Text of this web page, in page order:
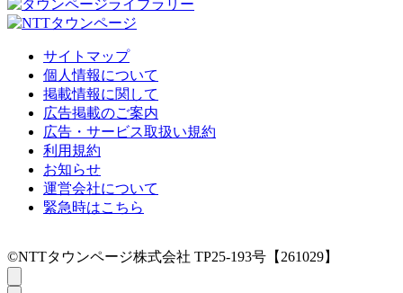
サイトマップ
個人情報について
掲載情報に関して
広告掲載のご案内
広告・サービス取扱い規約
利用規約
お知らせ
運営会社について
緊急時はこちら
©NTTタウンページ株式会社 TP25-193号【261029】